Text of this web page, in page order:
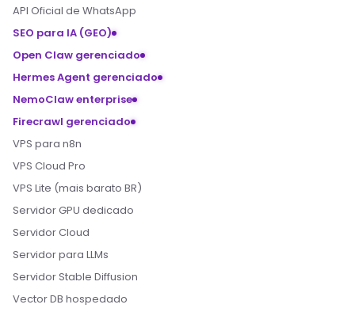
API Oficial de WhatsApp
SEO para IA (GEO)
Open Claw gerenciado
Hermes Agent gerenciado
NemoClaw enterprise
Firecrawl gerenciado
VPS para n8n
VPS Cloud Pro
VPS Lite (mais barato BR)
Servidor GPU dedicado
Servidor Cloud
Servidor para LLMs
Servidor Stable Diffusion
Vector DB hospedado